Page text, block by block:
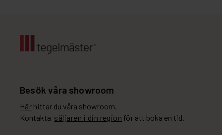
Besök våra showroom
Här hittar du våra showroom.
Kontakta säljaren i din region för att boka en tid.